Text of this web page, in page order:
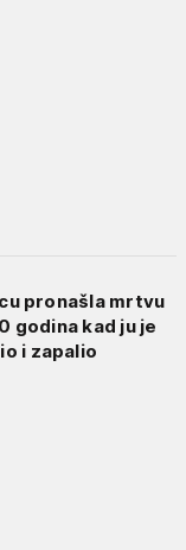
pronašla mrtvu
godina kad ju je
i zapalio